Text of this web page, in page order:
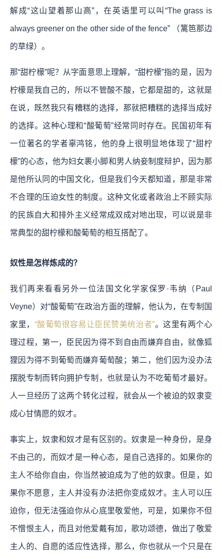
解成“这山望着那山高”，在英语里可以叫“The grass is
always greener on the other side of the fence” （篱笆那边
的草绿）。
那“甜柠檬”呢？从字面意思上理解，“甜柠檬”指的是，因为
柠檬是我自己的，所以不管酸不酸，它都是甜的，这就是
在说，既然我只有糟糕的选择，那就把糟糕的选择当成好
的选择。这种心理和“酸葡萄”经常同时存在。民国初年有
一位著名的学者辜鸿铭，他的身上很明显地体现了“甜柠
檬”的心态，他为妇女裹小脚和男人纳妾制度辩护，因为那
是他所认同的中国文化，但是我们今天都知道，那是非常
不合理的压迫女性的制度。这种文化或者政治上不顾实际
的民族自大和排外主义经常成双成对地出现，可以说是非
常典型的甜柠檬和酸葡萄的相互搭配了。
奴性是怎样炼成的？
我们再来看看另外一位法国文化学家保罗·韦纳（Paul
Veyne）对“酸葡萄”在政治方面的理解，他认为，在专制国
家里， “酸葡萄很容易让臣民赞美统治者”。这里有两个心
理过程，第一，臣民因为得不到自由而嫌弃自由，就像狐
狸因为得不到葡萄而嫌弃葡萄酸；第二，他们因为没办法
摆脱专制而转向拥护专制，也就是认为不吃葡萄才最好。
人一旦经历了这两个转化过程，就会从一个被迫的奴隶变
成心甘情愿的奴才。
事实上，奴隶和奴才是有区别的。奴隶是一种身份，是身
不由己的，而奴才是一种心态，是自己选择的。如果你的
主人不给你自由，你当然被迫成为了他的奴隶。但是，如
果你不愿意，主人并没有办法把你变成奴才。主人可以压
迫你，但无法强迫你从心底里敬爱他，可是，如果你不但
不憎恨主人，而且对他爱戴有加，歌功颂德，做出了敬爱
主人的、自愿的适应性选择，那么，你也就从一个只是在